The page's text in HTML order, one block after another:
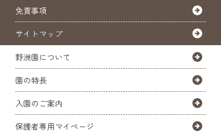
免責事項
サイトマップ
野洲園について
園の特長
入園のご案内
保護者専用マイページ